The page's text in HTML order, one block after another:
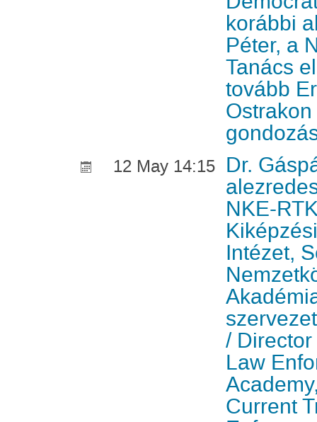
korábbi
Péter, a
Tanács
tovább
12 May 14:15 Dr.
NKE-
Intézet,
/
Law
Current